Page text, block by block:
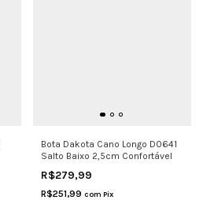
Bota Dakota Cano Longo D0641
Salto Baixo 2,5cm Confortável
R$279,99
R$251,99 com Pix